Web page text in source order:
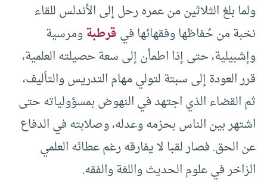
ولما بلغ الثلاثين من عمره رحل إلى الأندلس للقاء
نخبة من حُفاظها وفقهائها فيقرطبةومرسية
وإشبيلية، حتى إذا اطمأن إلى سعة حصيلته العلمية،
قرر العودة إلى سبتة لتولي مهام التدريس والتأليف،
ثم القضاء الذي اجتهد في النهوض بمسؤولياته حتى
اشتهر بين الناس بحزمه وعدله، وصلابته في الدفاع
عن الحق. فصار لقبا لا يفارقه رغم عطائه العلمي
الزاخر في علوم الحديث واللغة والفقه.